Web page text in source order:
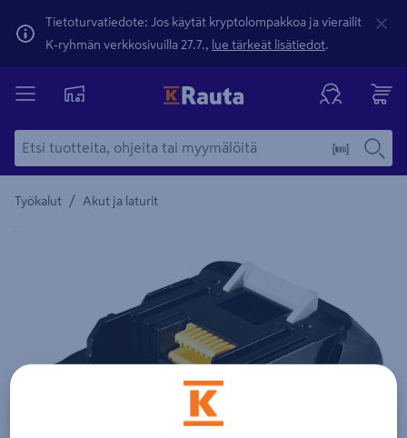
Tietoturvatiedote: Jos käytät kryptolompakkoa ja vierailit
K-ryhmän verkkosivuilla 27.7., lue tärkeät lisätiedot.
Työkalut / Akut ja laturit
Yksityiskohtainen kuvaus löytyy Tuotteen kuvaus -